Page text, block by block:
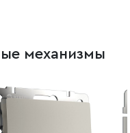
механизмы